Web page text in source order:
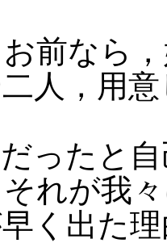
お前なら
人，用
ったと
それが我
出た理